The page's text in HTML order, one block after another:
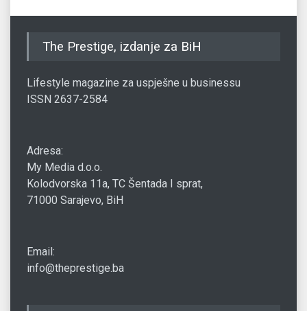
The Prestige, izdanje za BiH
Lifestyle magazine za uspješne u businessu
ISSN 2637-2584
Adresa:
My Media d.o.o.
Kolodvorska 11a, TC Šentada I sprat,
71000 Sarajevo, BiH
Email:
info@theprestige.ba